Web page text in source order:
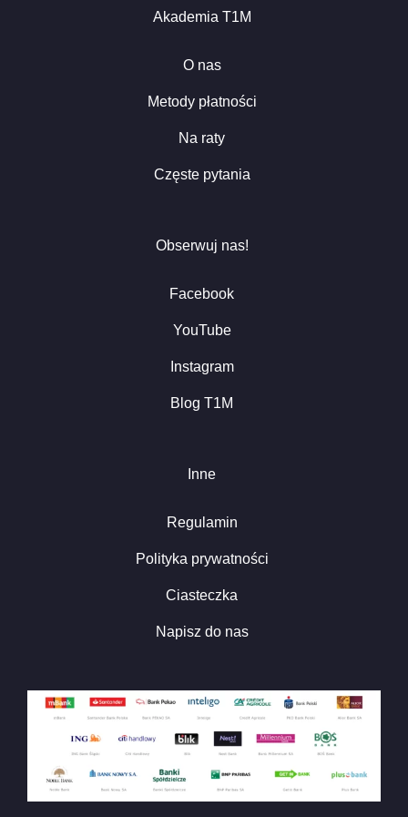
Akademia T1M
O nas
Metody płatności
Na raty
Częste pytania
Obserwuj nas!
Facebook
YouTube
Instagram
Blog T1M
Inne
Regulamin
Polityka prywatności
Ciasteczka
Napisz do nas